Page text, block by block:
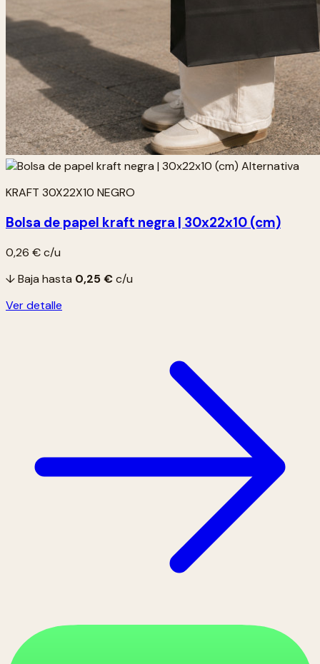
KRAFT 30X22X10 NEGRO
Bolsa de papel kraft negra | 30x22x10 (cm)
0,26 €c/u
↓ Baja hasta 0,25 €c/u
Ver detalle